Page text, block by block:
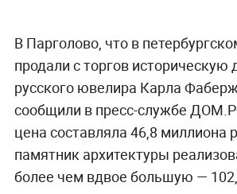
В Парголово, что в
продали с торгов историческую
русского ювелира Карла
сообщили в пресс-службе
цена составляла 46,8 миллиона
памятник архитектуры
более чем вдвое большую —